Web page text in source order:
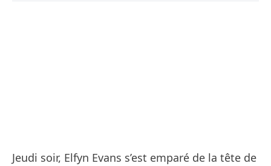
Jeudi soir, Elfyn Evans s’est emparé de la tête de